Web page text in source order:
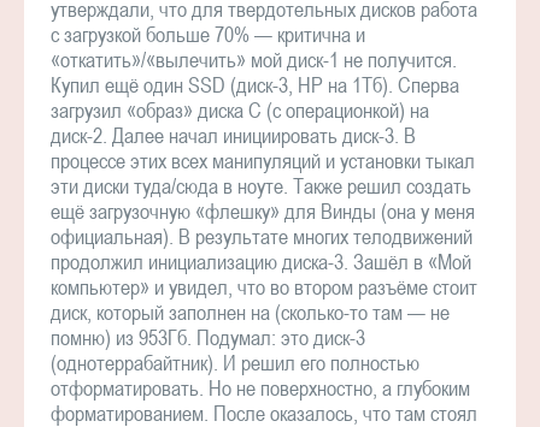
утверждали, что для твердотельных дисков работа
с загрузкой больше 70% — критична и
«откатить»/«вылечить» мой диск-1 не получится.
Купил ещё один SSD (диск-3, HP на 1Тб). Сперва
загрузил «образ» диска С (с операционкой) на
диск-2. Далее начал инициировать диск-3. В
процессе этих всех манипуляций и установки тыкал
эти диски туда/сюда в ноуте. Также решил создать
ещё загрузочную «флешку» для Винды (она у меня
официальная). В результате многих телодвижений
продолжил инициализацию диска-3. Зашёл в «Мой
компьютер» и увидел, что во втором разъёме стоит
диск, который заполнен на (сколько-то там — не
помню) из 953Гб. Подумал: это диск-3
(однотеррабайтник). И решил его полностью
отформатировать. Но не поверхностно, а глубоким
форматированием. После оказалось, что там стоял